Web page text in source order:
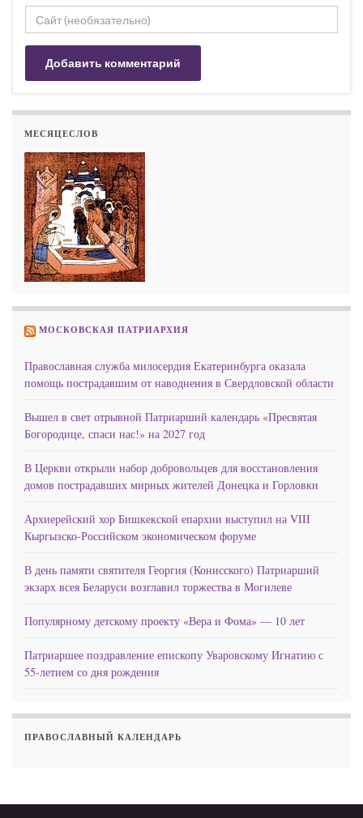
МЕСЯЦЕСЛОВ
МОСКОВСКАЯ ПАТРИАРХИЯ
Православная служба милосердия Екатеринбурга оказала
помощь пострадавшим от наводнения в Свердловской области
Вышел в свет отрывной Патриарший календарь «Пресвятая
Богородице, спаси нас!» на 2027 год
В Церкви открыли набор добровольцев для восстановления
домов пострадавших мирных жителей Донецка и Горловки
Архиерейский хор Бишкекской епархии выступил на VIII
Кыргызско-Российском экономическом форуме
В день памяти святителя Георгия (Конисского) Патриарший
экзарх всея Беларуси возглавил торжества в Могилеве
Популярному детскому проекту «Вера и Фома» — 10 лет
Патриаршее поздравление епископу Уваровскому Игнатию с
55-летием со дня рождения
ПРАВОСЛАВНЫЙ КАЛЕНДАРЬ